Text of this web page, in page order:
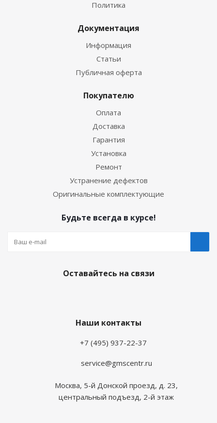
Политика
Документация
Информация
Статьи
Публичная оферта
Покупателю
Оплата
Доставка
Гарантия
Установка
Ремонт
Устранение дефектов
Оригинальные комплектующие
Будьте всегда в курсе!
Оставайтесь на связи
Наши контакты
+7 (495) 937-22-37
service@gmscentr.ru
Москва, 5-й Донской проезд, д. 23,
центральный подъезд, 2-й этаж